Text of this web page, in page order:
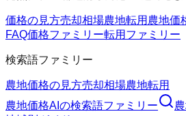
価格の見方売却相場農地転用 農地価
FAQ価格ファミリー転用ファミリー
検索語ファミリー
農地価格の見方売却相場農地転用
農地価格AI の検索語ファミリー